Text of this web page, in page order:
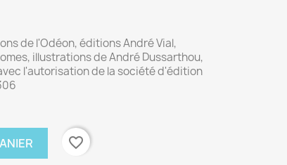
de l'Odéon, éditions André Vial,
illustrations de André Dussarthou,
l'autorisation de la société d'édition
favorite_border